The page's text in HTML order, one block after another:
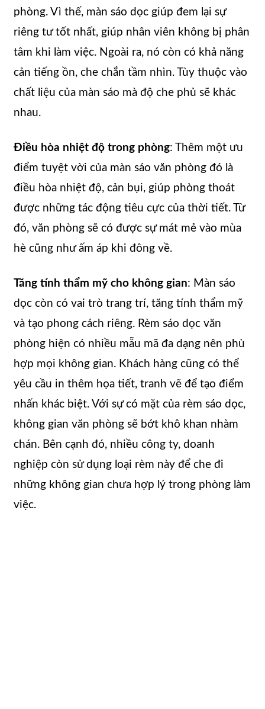
phòng. Vì thế, màn sáo dọc giúp đem lại sự
riêng tư tốt nhất, giúp nhân viên không bị phân
tâm khi làm việc. Ngoài ra, nó còn có khả năng
cản tiếng ồn, che chắn tầm nhìn. Tùy thuộc vào
chất liệu của màn sáo mà độ che phủ sẽ khác
nhau.
Điều hòa nhiệt độ trong phòng: Thêm một ưu
điểm tuyệt vời của màn sáo văn phòng đó là
điều hòa nhiệt độ, cản bụi, giúp phòng thoát
được những tác động tiêu cực của thời tiết. Từ
đó, văn phòng sẽ có được sự mát mẻ vào mùa
hè cũng như ấm áp khi đông về.
Tăng tính thẩm mỹ cho không gian: Màn sáo
dọc còn có vai trò trang trí, tăng tính thẩm mỹ
và tạo phong cách riêng. Rèm sáo dọc văn
phòng hiện có nhiều mẫu mã đa dạng nên phù
hợp mọi không gian. Khách hàng cũng có thể
yêu cầu in thêm họa tiết, tranh vẽ để tạo điểm
nhấn khác biệt. Với sự có mặt của rèm sáo dọc,
không gian văn phòng sẽ bớt khô khan nhàm
chán. Bên cạnh đó, nhiều công ty, doanh
nghiệp còn sử dụng loại rèm này để che đi
những không gian chưa hợp lý trong phòng làm
việc.